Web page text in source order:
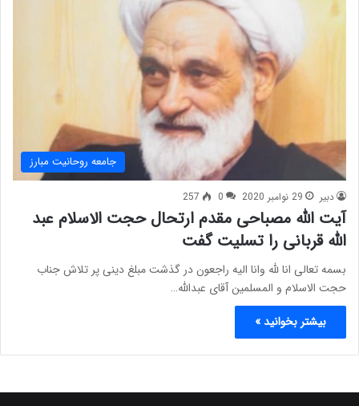
جامعه روحانیت مبارز
دبیر 29 نوامبر 2020 0
257
آیت الله مصباحی مقدم ارتحال حجت الاسلام عبد
الله قربانی را تسلیت گفت
بسمه تعالی انا لله وانا الیه راجعون در گذشت مبلغ دینی پر تلاش جناب
حجت الاسلام و المسلمین آقای عبدالله…
بیشتر بخوانید »